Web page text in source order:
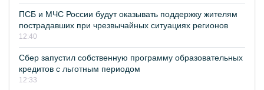
ПСБ и МЧС России будут оказывать поддержку жителям
пострадавших при чрезвычайных ситуациях регионов
12:40
Сбер запустил собственную программу образовательных
кредитов с льготным периодом
12:33